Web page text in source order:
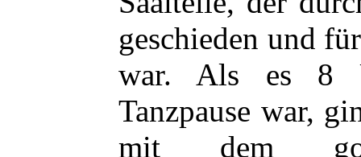
geschieden und
war. Als es 8
Tanzpause war,
mit dem